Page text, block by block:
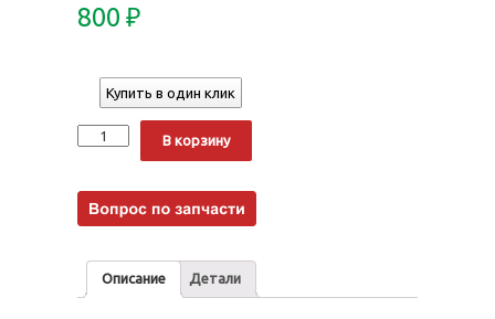
800 ₽
Купить в один клик
Количество
В корзину
Описание Детали